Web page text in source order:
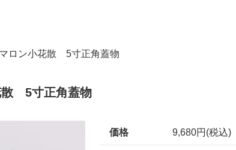
ロン小花散 5寸正角蓋物
散 5寸正角蓋物
価格 9,680円(税込)